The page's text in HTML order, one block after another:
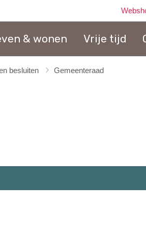
& wonen Vrije tijd
besluiten Gemeenteraad